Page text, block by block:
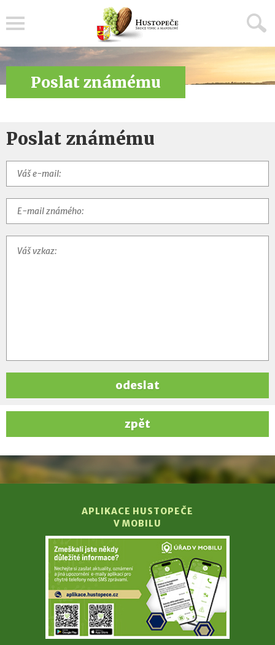
Poslat známému
Poslat známému
odeslat
zpět
APLIKACE HUSTOPEČE
V MOBILU